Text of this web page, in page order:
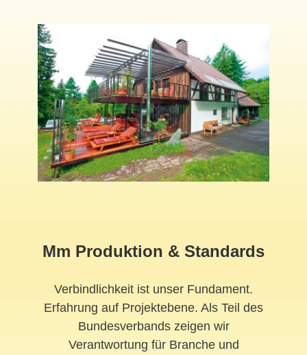
Mm Produktion & Standards
Verbindlichkeit ist unser Fundament.
Erfahrung auf Projektebene. Als Teil des
Bundesverbands zeigen wir
Verantwortung für Branche und